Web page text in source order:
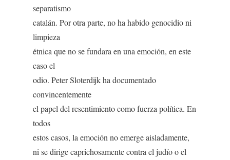
separatismo
catalán. Por otra parte, no ha habido genocidio ni
limpieza
étnica que no se fundara en una emoción, en este
caso el
odio. Peter Sloterdijk ha documentado
convincentemente
el papel del resentimiento como fuerza política. En
todos
estos casos, la emoción no emerge aisladamente,
ni se dirige caprichosamente contra el judío o el